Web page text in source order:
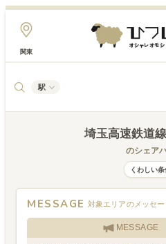
関東
駅
埼玉高速鉄道線
のシェア
くわしい条
MESSAGE 対象エリアのメッセー
MESSAGE